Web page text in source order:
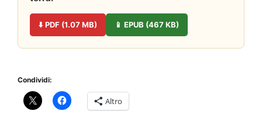
⬇️ PDF (1.07 MB) 📱 EPUB (467 KB)
Condividi:
Altro